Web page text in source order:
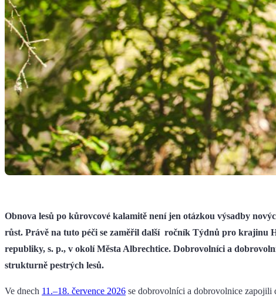
Obnova lesů po kůrovcové kalamitě není jen otázkou výsadby
růst. Právě na tuto péči se zaměřil další ročník Týdnů pro krajinu
republiky, s. p., v okolí Města Albrechtice. Dobrovolníci a
strukturně pestrých lesů.
Ve dnech 11.–18. července 2026 se dobrovolníci a dobrovolnice